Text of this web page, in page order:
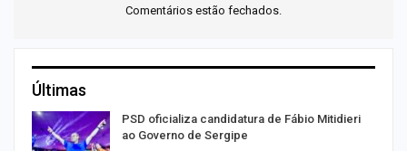
Comentários estão fechados.
Últimas
PSD oficializa candidatura de Fábio Mitidieri
ao Governo de Sergipe